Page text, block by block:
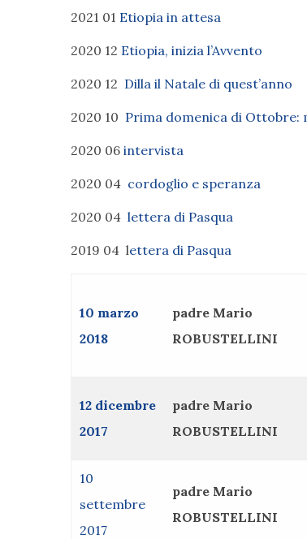
2021 01 Etiopia in attesa
2020 12 Etiopia, inizia l’Avvento
2020 12 Dilla il Natale di quest’anno
2020 10 Prima domenica di Ottobre:
2020 06 intervista
2020 04 cordoglio e speranza
2020 04 lettera di Pasqua
2019 04 lettera di Pasqua
10 marzo
2018
padre Mario
ROBUSTELLINI
12 dicembre
2017
padre Mario
ROBUSTELLINI
10
settembre
2017
padre Mario
ROBUSTELLINI